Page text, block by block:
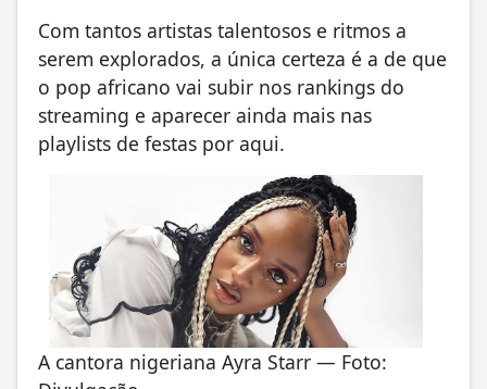
Com tantos artistas talentosos e ritmos a
serem explorados, a única certeza é a de que
o pop africano vai subir nos rankings do
streaming e aparecer ainda mais nas
playlists de festas por aqui.
A cantora nigeriana Ayra Starr — Foto: